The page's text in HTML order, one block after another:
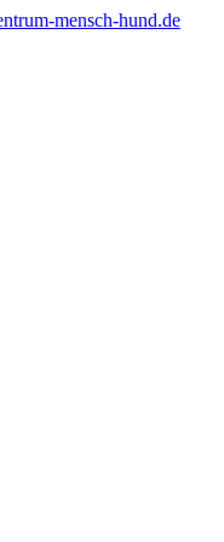
mensch-hund.de